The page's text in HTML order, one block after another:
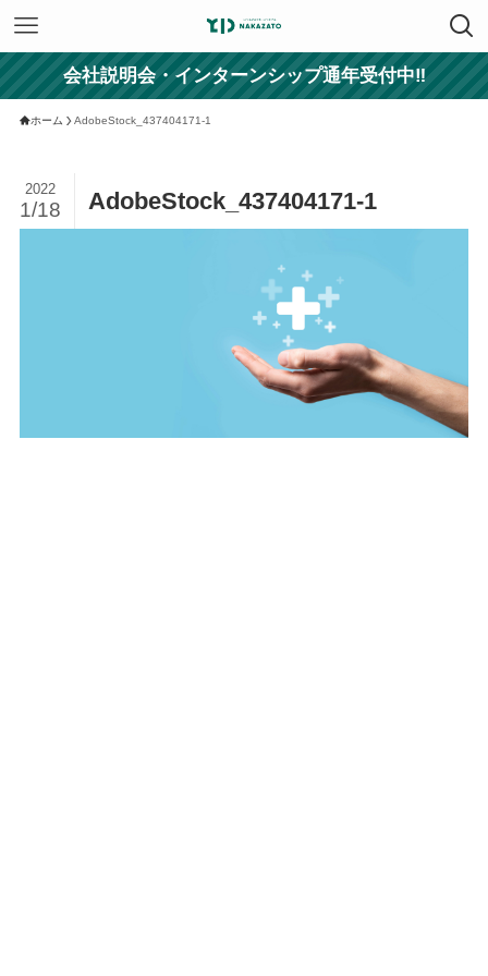
会社説明会・インターンシップ通年受付中‼
ホーム AdobeStock_437404171-1
AdobeStock_437404171-1
2022
1/18